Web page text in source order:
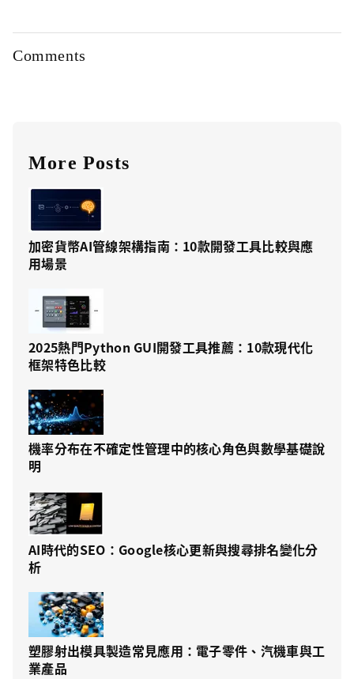
Comments
More Posts
加密貨幣AI管線架構指南：10款開發工具比較與應
用場景
2025熱門Python GUI開發工具推薦：10款現代化
框架特色比較
機率分布在不確定性管理中的核心角色與數學基礎說
明
AI時代的SEO：Google核心更新與搜尋排名變化分
析
塑膠射出模具製造常見應用：電子零件、汽機車與工
業產品